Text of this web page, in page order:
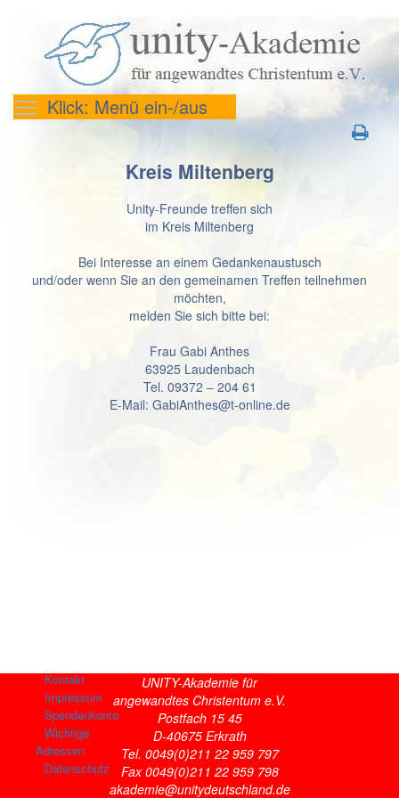
UNITY-Akademie für
angewandtes Christentum e.V.
Postfach 15 45
D-40675 Erkrath
Tel. 0049(0)211 22 959 797
Fax 0049(0)211 22 959 798
akademie@unitydeutschland.de
Kontakt
Impressum
Spendenkonto
Wichtige
Adressen
Datenschutz
Klick: Menü ein-/aus
Kreis Miltenberg
Unity-Freunde treffen sich
im Kreis Miltenberg
Bei Interesse an einem Gedankenaustusch
und/oder wenn Sie an den gemeinamen Treffen teilnehmen
möchten,
melden Sie sich bitte bei:
Frau Gabi Anthes
63925 Laudenbach
Tel. 09372 – 204 61
E-Mail: GabiAnthes@t-online.de